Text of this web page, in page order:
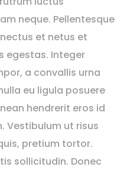
neque. Pellentesque
et netus et
egestas. Integer
a convallis urna
eu ligula posuere
hendrerit eros id
Vestibulum ut risus
pretium tortor.
sollicitudin. Donec